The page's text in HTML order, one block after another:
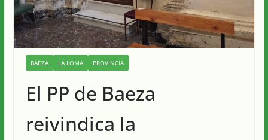
BAEZA LA LOMA PROVINCIA
El PP de Baeza
reivindica la